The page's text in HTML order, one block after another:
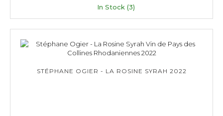
In Stock (3)
STÉPHANE OGIER - LA ROSINE SYRAH 2022